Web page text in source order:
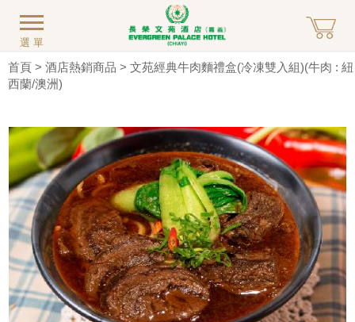
選單
首頁 > 酒店熱銷商品 > 文苑經典牛肉麵禮盒(冷凍雙入組)(牛肉 : 紐
西蘭/澳洲)